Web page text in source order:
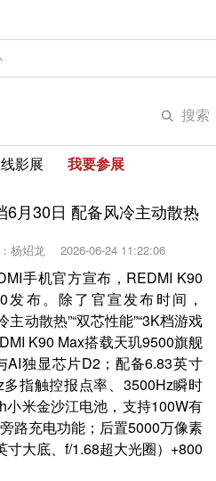
搜索
影展 我要参展
6月30日 配备风冷主动散热
杨炤龙 2026-06-24 11:22:06
手机官方宣布，REDMI K90
布。除了官宣发布时间，
动散热”“双芯性能”“3K档游戏
K90 Max搭载天玑9500旗舰
AI独显芯片D2；配备6.83英寸
指触控报点率、3500Hz瞬时
米金沙江电池，支持100W有
路充电功能；后置5000万像素
大底、f/1.68超大光圈）+800